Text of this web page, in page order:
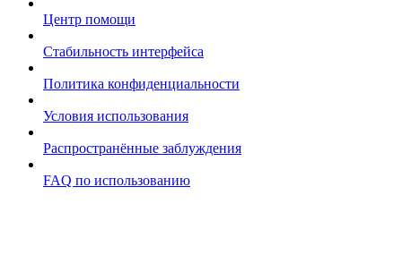
Центр помощи
Стабильность интерфейса
Политика конфиденциальности
Условия использования
Распространённые заблуждения
FAQ по использованию